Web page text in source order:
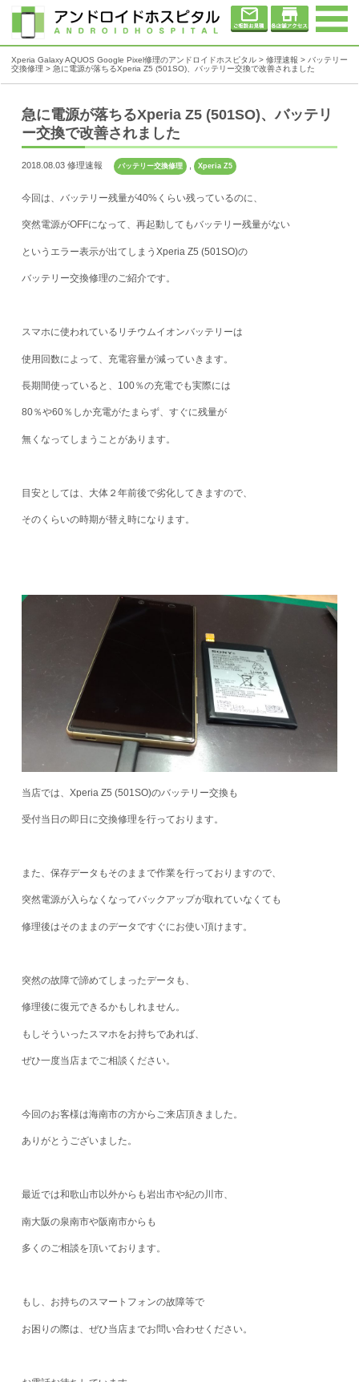
Xperia Galaxy AQUOS Google Pixel修理のアンドロイドホスピタル > 修理速報 > バッテリー
交換修理 > 急に電源が落ちるXperia Z5 (501SO)、バッテリー交換で改善されました
急に電源が落ちるXperia Z5 (501SO)、バッテリ
ー交換で改善されました
2018.08.03 修理速報 バッテリー交換修理 , Xperia Z5
今回は、バッテリー残量が40%くらい残っているのに、
突然電源がOFFになって、再起動してもバッテリー残量がない
というエラー表示が出てしまうXperia Z5 (501SO)の
バッテリー交換修理のご紹介です。
スマホに使われているリチウムイオンバッテリーは
使用回数によって、充電容量が減っていきます。
長期間使っていると、100％の充電でも実際には
80％や60％しか充電がたまらず、すぐに残量が
無くなってしまうことがあります。
目安としては、大体２年前後で劣化してきますので、
そのくらいの時期が替え時になります。
当店では、Xperia Z5 (501SO)のバッテリー交換も
受付当日の即日に交換修理を行っております。
また、保存データもそのままで作業を行っておりますので、
突然電源が入らなくなってバックアップが取れていなくても
修理後はそのままのデータですぐにお使い頂けます。
突然の故障で諦めてしまったデータも、
修理後に復元できるかもしれません。
もしそういったスマホをお持ちであれば、
ぜひ一度当店までご相談ください。
今回のお客様は海南市の方からご来店頂きました。
ありがとうございました。
最近では和歌山市以外からも岩出市や紀の川市、
南大阪の泉南市や阪南市からも
多くのご相談を頂いております。
もし、お持ちのスマートフォンの故障等で
お困りの際は、ぜひ当店までお問い合わせください。